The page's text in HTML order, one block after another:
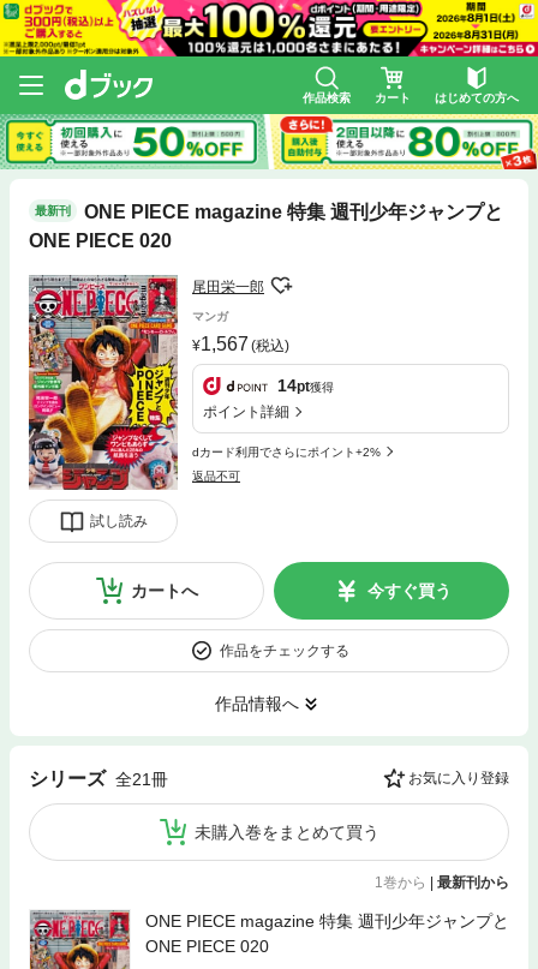
作品検索 カート はじめての方へ
最新刊
ONE PIECE magazine 特集 週刊少年ジャンプと
ONE PIECE 020
試し読み
尾田栄一郎
マンガ
1,567 (税込)
14pt獲得
ポイント詳細
dカード利用でさらにポイント+2%
返品不可
カートへ 今すぐ買う
作品をチェックする
作品情報へ
シリーズ 全21冊 お気に入り登録
未購入巻をまとめて買う
1巻から | 最新刊から
ONE PIECE magazine 特集 週刊少年ジャンプと
ONE PIECE 020